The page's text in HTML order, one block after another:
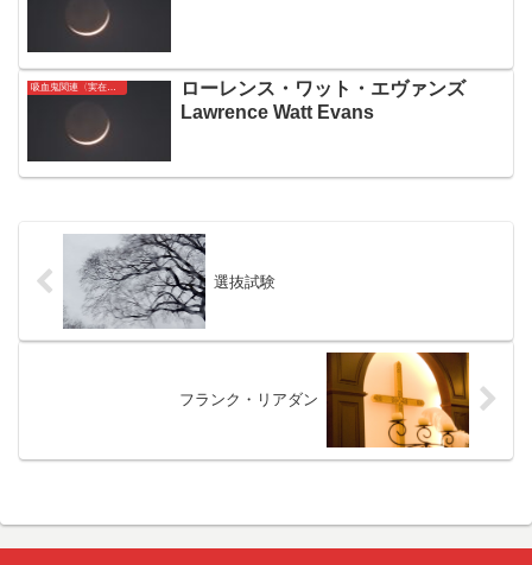
ローレンス・ワット・エヴァンズ
Lawrence Watt Evans
選抜試験
フランク・リアダン